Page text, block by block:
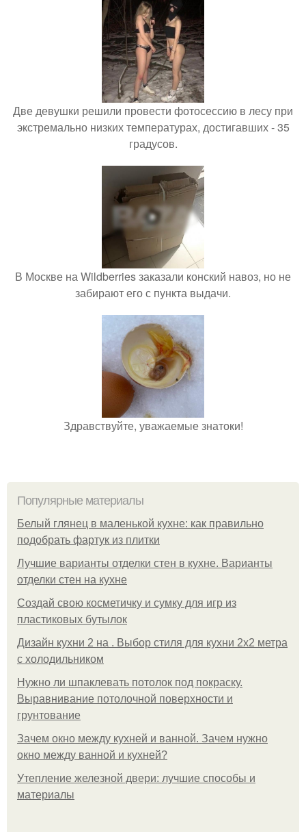
Две девушки решили провести фотосессию в лесу при
экстремально низких температурах, достигавших - 35
градусов.
В Москве на Wildberries заказали конский навоз, но не
забирают его с пункта выдачи.
Здравствуйте, уважаемые знатоки!
Популярные материалы
Белый глянец в маленькой кухне: как правильно
подобрать фартук из плитки
Лучшие варианты отделки стен в кухне. Варианты
отделки стен на кухне
Создай свою косметичку и сумку для игр из
пластиковых бутылок
Дизайн кухни 2 на . Выбор стиля для кухни 2х2 метра
с холодильником
Нужно ли шпаклевать потолок под покраску.
Выравнивание потолочной поверхности и
грунтование
Зачем окно между кухней и ванной. Зачем нужно
окно между ванной и кухней?
Утепление железной двери: лучшие способы и
материалы